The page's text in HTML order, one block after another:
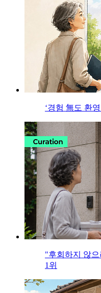
‘경험 無도 환
"후회하지 않
1위